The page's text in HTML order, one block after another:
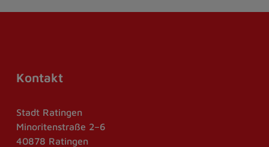
Kontakt
Stadt Ratingen
Minoritenstraße 2–6
40878 Ratingen